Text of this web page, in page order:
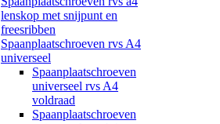
lenskop met snijpunt en
freesribben
Spaanplaatschroeven rvs A4
universeel
Spaanplaatschroeven
universeel rvs A4
voldraad
Spaanplaatschroeven